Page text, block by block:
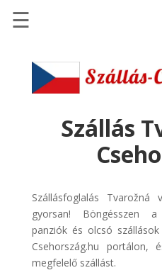
Szállások
Szállásinfo.eu
pénzvisszatérítéssel
Discover
Cars
Transzfer
☰
Szállás
Szállásfoglalás Tvarožná
gyorsan! Böngésszen
panziók és olcsó
Csehország.hu
megfelelő szállást.